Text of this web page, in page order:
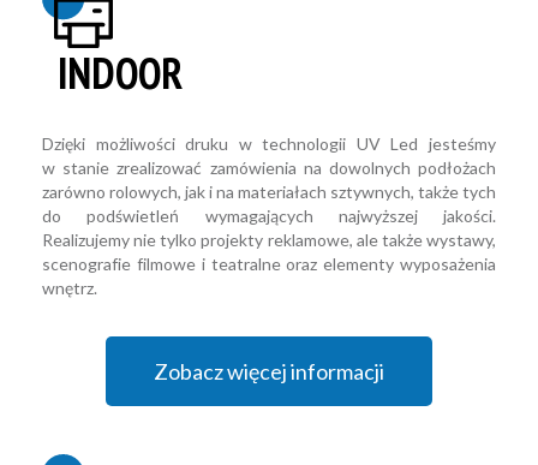
INDOOR
Dzięki możliwości druku w technologii UV Led jesteśmy
w stanie zrealizować zamówienia na dowolnych podłożach
zarówno rolowych, jak i na materiałach sztywnych, także tych
do podświetleń wymagających najwyższej jakości.
Realizujemy nie tylko projekty reklamowe, ale także wystawy,
scenografie filmowe i teatralne oraz elementy wyposażenia
wnętrz.
Zobacz więcej informacji